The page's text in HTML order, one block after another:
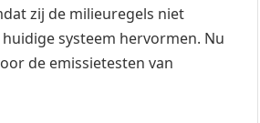
zij de milieuregels niet
systeem hervormen. Nu
de emissietesten van